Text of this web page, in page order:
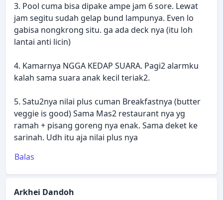
3. Pool cuma bisa dipake ampe jam 6 sore. Lewat
jam segitu sudah gelap bund lampunya. Even lo
gabisa nongkrong situ. ga ada deck nya (itu loh
lantai anti licin)
4. Kamarnya NGGA KEDAP SUARA. Pagi2 alarmku
kalah sama suara anak kecil teriak2.
5. Satu2nya nilai plus cuman Breakfastnya (butter
veggie is good) Sama Mas2 restaurant nya yg
ramah + pisang goreng nya enak. Sama deket ke
sarinah. Udh itu aja nilai plus nya
Balas
Arkhei Dandoh